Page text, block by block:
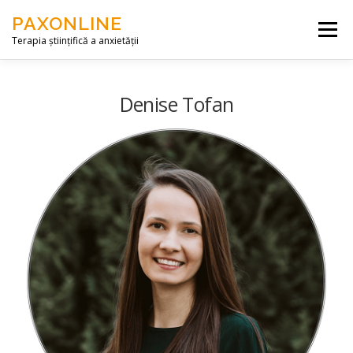
PAXONLINE
Terapia științifică a anxietății
Menu
ACCES
Denise Tofan